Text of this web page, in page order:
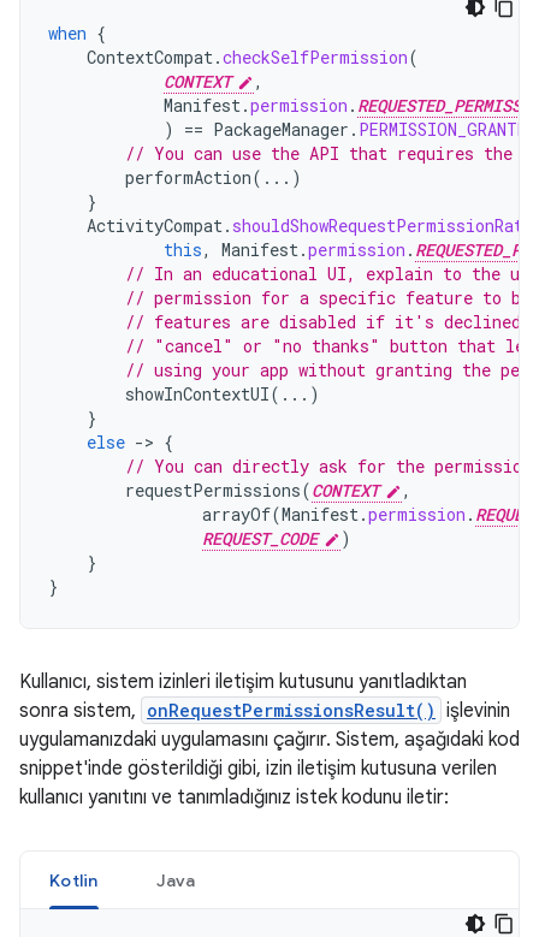
when {
ContextCompat.checkSelfPermission(
CONTEXT
,
Manifest.permission .
)
== PackageManager . PERMISSION_GRANTED
// You can use the API that requires the
performAction(...)
}
ActivityCompat.
this, Manifest.permission .
// In an educational UI, explain to the
// permission for a specific feature to
// features are disabled if it's
// "cancel" or "no thanks" button that
// using your app without granting the
showInContextUI(...)
}
else -> {
// You can directly ask for the
requestPermissions(CONTEXT
,
arrayOf(Manifest.permission .
REQUEST_CODE
)
}
}
Kullanıcı, sistem izinleri iletişim kutusunu yanıtladıktan
sonra sistem, onRequestPermissionsResult() işlevinin
uygulamanızdaki uygulamasını çağırır. Sistem, aşağıdaki kod
snippet'inde gösterildiği gibi, izin iletişim kutusuna verilen
kullanıcı yanıtını ve tanımladığınız istek kodunu iletir:
Kotlin Java